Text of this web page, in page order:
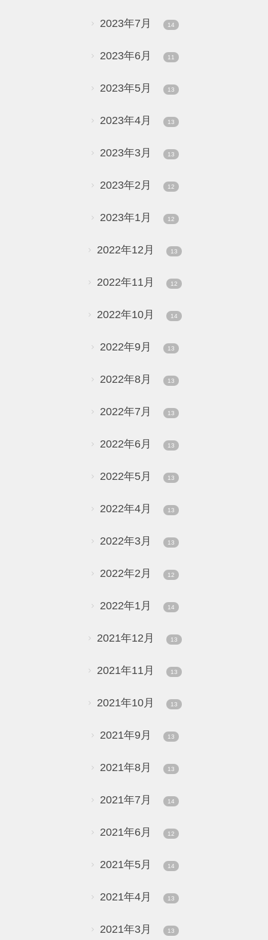
2023年7月 14
2023年6月 11
2023年5月 13
2023年4月 13
2023年3月 13
2023年2月 12
2023年1月 12
2022年12月 13
2022年11月 12
2022年10月 14
2022年9月 13
2022年8月 13
2022年7月 13
2022年6月 13
2022年5月 13
2022年4月 13
2022年3月 13
2022年2月 12
2022年1月 14
2021年12月 13
2021年11月 13
2021年10月 13
2021年9月 13
2021年8月 13
2021年7月 14
2021年6月 12
2021年5月 14
2021年4月 13
2021年3月 13